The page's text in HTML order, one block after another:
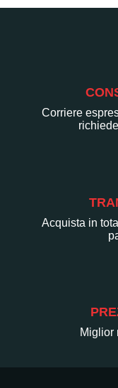
Corriere
Acquista in
Miglior